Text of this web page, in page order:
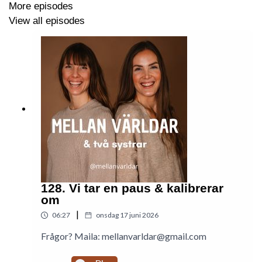
Följ oss på instagram:@mellanvarldar
regelbundna uppdateringar, inspiration och information.
Mail: mellanvarldar@gmail.com
Madelene: @wholeblissco- Hälsoinspiratör,
Receptkreatör, Kokboksförfattare, Föreläsare & Fotograf
www.wholeblissco.se
Caroline:@caroline.lennartsson
& Healer
www.carolinelennartsson.se
More episodes
View all episodes
128. Vi tar en paus & kalibrerar
om
06:27 | onsdag 17 juni 2026
Frågor? Maila: mellanvarldar@gmail.com